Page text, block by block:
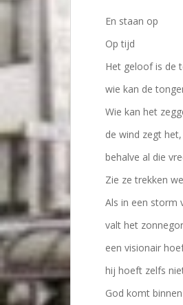
En staan op
Op tijd
Het geloof is de
wie kan de
Wie kan het
de wind zegt
behalve al die
Zie ze trekken
Als in een storm
valt het
een visionair
hij hoeft zelfs
God komt binnen